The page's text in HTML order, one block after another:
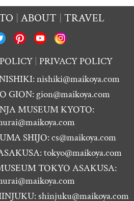
ABOUT TRAVEL
PRIVACY POLICY
nishiki@maikoya.com
GION:gion@maikoya.com
MUSEUM KYOTO:
SHIJO:cs@maikoya.com
tokyo@maikoya.com
TOKYO ASAKUSA:
shinjuku@maikoya.com